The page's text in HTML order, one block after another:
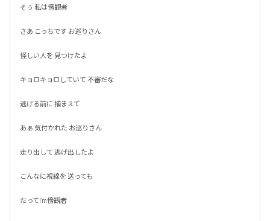
そぅ 私は傍観者
さあ こっちです お巡りさん
怪しい人を 見つけたよ
キョロキョロしていて 不審だな
逃げる前に 捕まえて
あぁ 気付かれた お巡りさん
走り出して 逃げ出したよ
こんなに視線を 送っても
だってI'm傍観者